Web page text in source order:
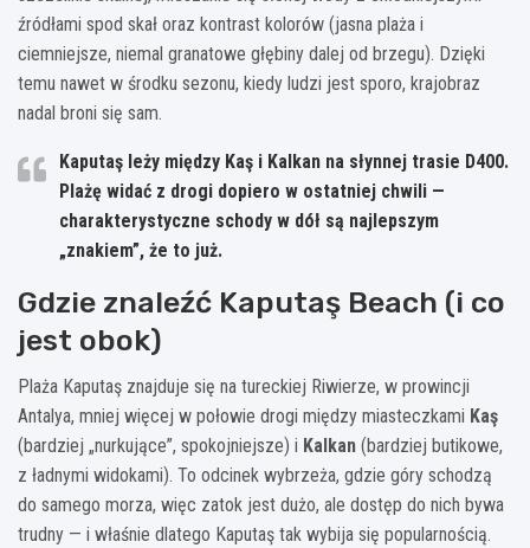
źródłami spod skał oraz kontrast kolorów (jasna plaża i
ciemniejsze, niemal granatowe głębiny dalej od brzegu). Dzięki
temu nawet w środku sezonu, kiedy ludzi jest sporo, krajobraz
nadal broni się sam.
Kaputaş leży między Kaş i Kalkan na słynnej trasie D400.
Plażę widać z drogi dopiero w ostatniej chwili —
charakterystyczne schody w dół są najlepszym
„znakiem”, że to już.
Gdzie znaleźć Kaputaş Beach (i co
jest obok)
Plaża Kaputaş znajduje się na tureckiej Riwierze, w prowincji
Antalya, mniej więcej w połowie drogi między miasteczkami Kaş
(bardziej „nurkujące”, spokojniejsze) i Kalkan (bardziej butikowe,
z ładnymi widokami). To odcinek wybrzeża, gdzie góry schodzą
do samego morza, więc zatok jest dużo, ale dostęp do nich bywa
trudny — i właśnie dlatego Kaputaş tak wybija się popularnością.